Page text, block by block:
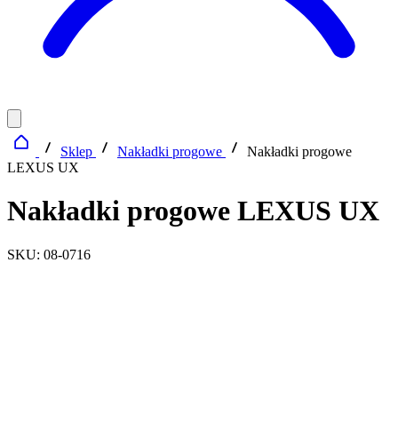
Sklep Nakładki progowe
Nakładki progowe
LEXUS UX
Nakładki progowe LEXUS UX
SKU: 08-0716